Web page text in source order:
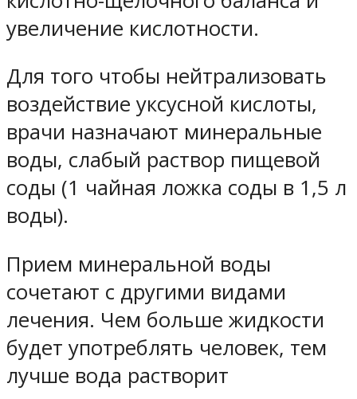
увеличение кислотности.
Для того чтобы нейтрализовать
воздействие уксусной кислоты,
врачи назначают минеральные
воды, слабый раствор пищевой
соды (1 чайная ложка соды в 1,5 л
воды).
Прием минеральной воды
сочетают с другими видами
лечения. Чем больше жидкости
будет употреблять человек, тем
лучше вода растворит